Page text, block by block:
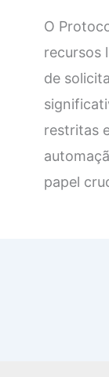
O
recursos
de
restritas
papel